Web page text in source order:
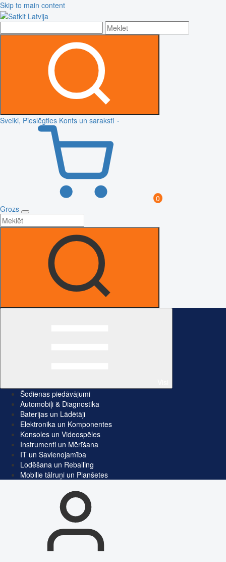
Skip to main content
Sveiki, Pieslēgties Konts un saraksti
0
Grozs
Šodienas piedāvājumi
Automobiļi & Diagnostika
Baterijas un Lādētāji
Elektronika un Komponentes
Konsoles un Videospēles
Instrumenti un Mērīšana
IT un Savienojamība
Lodēšana un Reballing
Mobilie tālruņi un Planšetes